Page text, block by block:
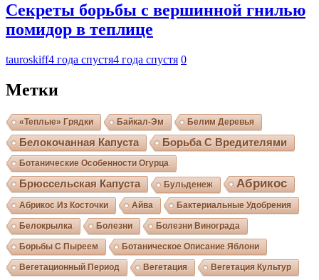
Секреты борьбы с вершинной гнилью
помидор в теплице
tauroskiff4 года спустя4 года спустя 0
Метки
«Теплые» Грядки Байкал-Эм Белим Деревья
Белокочанная Капуста Борьба С Вредителями
Ботанические Особенности Огурца
Брюссельская Капуста Бульденеж Абрикос
Абрикос Из Косточки Айва Бактериальные Удобрения
Белокрылка Болезни Болезни Винограда
Борьбы С Пыреем Ботаническое Описание Яблони
Вегетационный Период Вегетация Вегетация Культур